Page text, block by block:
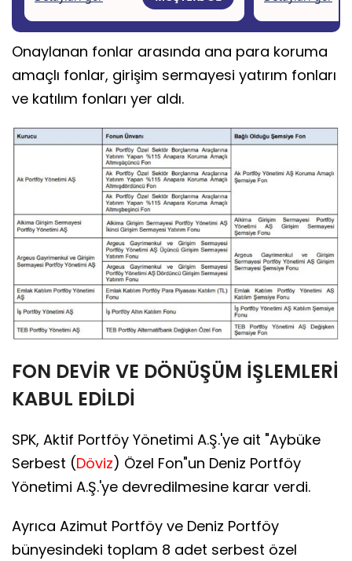
Onaylanan fonlar arasında ana para koruma
amaçlı fonlar, girişim sermayesi yatırım fonları
ve katılım fonları yer aldı.
FON DEVİR VE DÖNÜŞÜM İŞLEMLERİ
KABUL EDİLDİ
SPK, Aktif Portföy Yönetimi A.Ş.'ye ait "Aybüke
Serbest (Döviz) Özel Fon"un Deniz Portföy
Yönetimi A.Ş.'ye devredilmesine karar verdi.
Ayrıca Azimut Portföy ve Deniz Portföy
bünyesindeki toplam 8 adet serbest özel